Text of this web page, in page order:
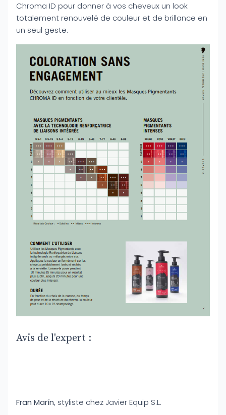
Chroma ID pour donner à vos cheveux un look
totalement renouvelé de couleur et de brillance en
un seul geste.
Avis de l'expert :
Fran Marín, styliste chez Javier Equip S.L.